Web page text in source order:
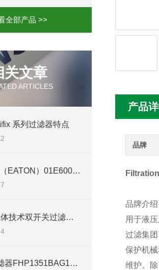
mini motor电机MC230P3T 20- B参数
AC-motoren交流电机FCA 132S-4/
AC-motoren交流电机ACM 160M-4参
AC-MOTOREN电机FCPA 71B-2参数
全部产品 >>
关文章
ARTICLES
系列过滤器特点
Internormen（EATON）01E600.6VG30.E.P 过滤器：保障工业流体纯净
​Friedrichs流体技术双开关过滤器 DF 4.225-B20.060技术参数
MP Filtri 过滤器FHP1351BAG1A10NP01 技术介绍
产品
品牌
品牌介绍
用于液
过滤集
保护机
维护。